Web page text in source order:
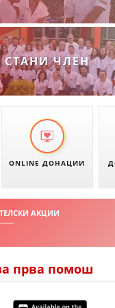
ДИСЕМИНАЦИЈА
ХУМАНИТАРНО ПРАВО
НА ХУМАНИ ВРЕДНОСТИ
И ЗАШТИТА НА АМБЛЕМОТ
ХУМАНИТАРНА
КАКО ДА ДОНИРАТЕ
ТИМОВИ НА ООЦК ОХРИД
И ДЕЈСТВУВАЊЕ ПРИ
НА ЈАВНО МИСЛЕЊЕ
СОРАБОТКА
СТАНИ ЧЛЕН
ONLINE ДОНАЦИИ
АКЦИИ
прва помош